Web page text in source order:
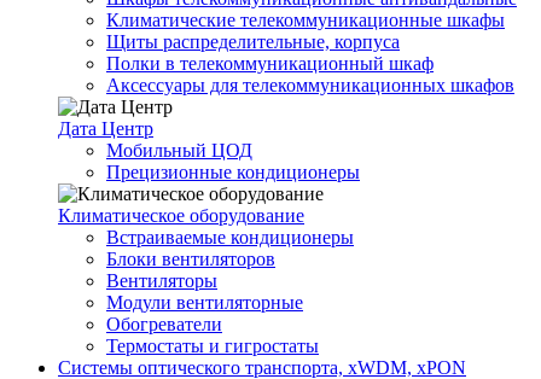
Климатические телекоммуникационные шкафы
Щиты распределительные, корпуса
Полки в телекоммуникационный шкаф
Аксессуары для телекоммуникационных шкафов
Дата Центр
Мобильный ЦОД
Прецизионные кондиционеры
Климатичeское оборудование
Встраиваемые кондиционеры
Блоки вентиляторов
Вентиляторы
Модули вентиляторные
Обогреватели
Термостаты и гигростаты
Системы оптического транспорта, xWDM, xPON